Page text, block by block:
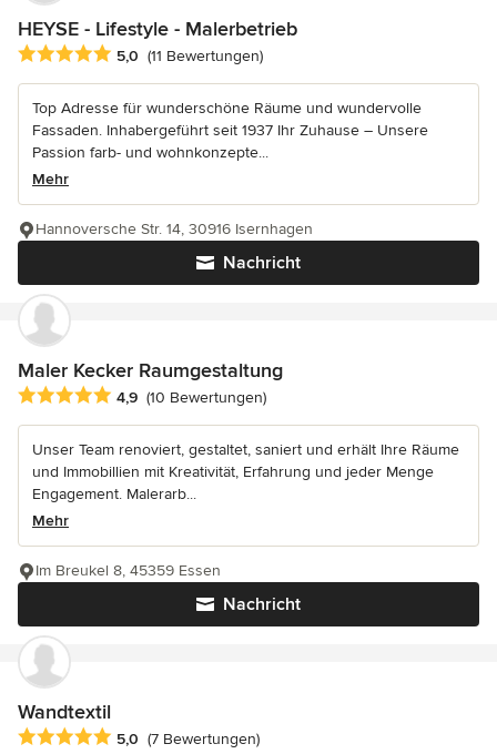
HEYSE - Lifestyle - Malerbetrieb
Durchschnittliche Bewertung: 5 von 5 Sternen
5,0 (11 Bewertungen)
Top Adresse für wunderschöne Räume und wundervolle
Fassaden. Inhabergeführt seit 1937 Ihr Zuhause – Unsere
Passion farb- und wohnkonzepte...
Mehr
Nachricht
Hannoversche Str. 14, 30916 Isernhagen
Maler Kecker Raumgestaltung
Durchschnittliche Bewertung: 4.9 von 5 Sternen
4,9 (10 Bewertungen)
Unser Team renoviert, gestaltet, saniert und erhält Ihre Räume
und Immobillien mit Kreativität, Erfahrung und jeder Menge
Engagement. Malerarb...
Mehr
Nachricht
Im Breukel 8, 45359 Essen
Wandtextil
Durchschnittliche Bewertung: 5 von 5 Sternen
5,0 (7 Bewertungen)